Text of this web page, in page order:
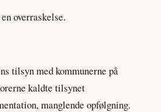
overraskelse.
tilsyn med kommunerne på
kaldte tilsynet
manglende opfølgning.